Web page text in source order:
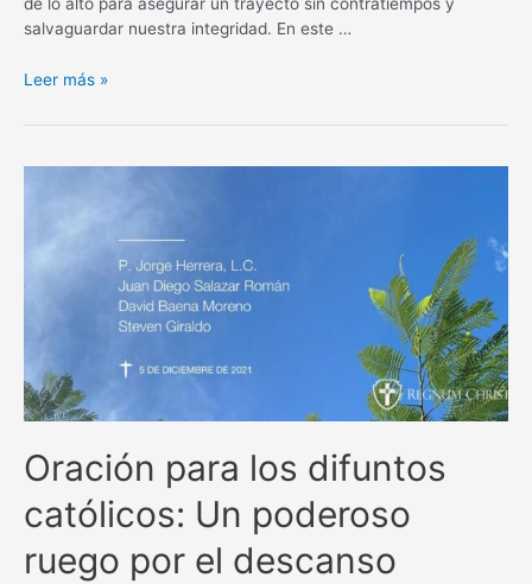
salvaguardar nuestra integridad. En este …
Oración
un
desplazamientos
Leer más »
Oración para los difuntos
católicos: Un poderoso
ruego por el descanso